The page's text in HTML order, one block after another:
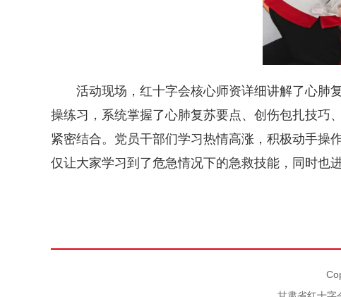
活动现场，红十字会核心师资详细讲解了心肺
操练习，系统掌握了心肺复苏要点、创伤包扎技巧
紧密结合。党员干部们学习热情高涨，积极动手操
仅让大家学习到了危急情况下的急救技能，同时也